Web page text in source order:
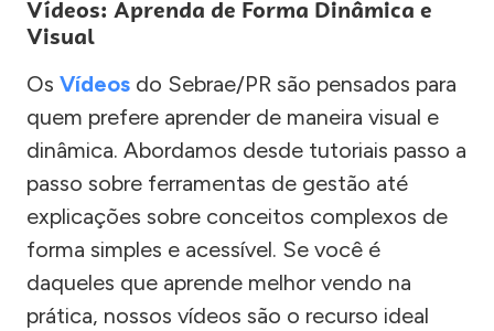
Vídeos: Aprenda de Forma Dinâmica e
Visual
Os Vídeos do Sebrae/PR são pensados para
quem prefere aprender de maneira visual e
dinâmica. Abordamos desde tutoriais passo a
passo sobre ferramentas de gestão até
explicações sobre conceitos complexos de
forma simples e acessível. Se você é
daqueles que aprende melhor vendo na
prática, nossos vídeos são o recurso ideal